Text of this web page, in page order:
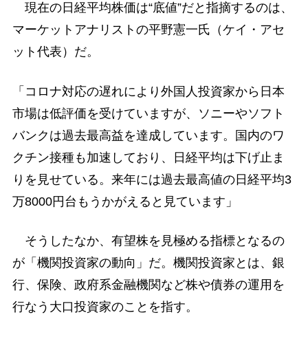
現在の日経平均株価は“底値”だと指摘するのは、
マーケットアナリストの平野憲一氏（ケイ・アセ
ット代表）だ。
「コロナ対応の遅れにより外国人投資家から日本
市場は低評価を受けていますが、ソニーやソフト
バンクは過去最高益を達成しています。国内のワ
クチン接種も加速しており、日経平均は下げ止ま
りを見せている。来年には過去最高値の日経平均3
万8000円台もうかがえると見ています」
そうしたなか、有望株を見極める指標となるの
が「機関投資家の動向」だ。機関投資家とは、銀
行、保険、政府系金融機関など株や債券の運用を
行なう大口投資家のことを指す。